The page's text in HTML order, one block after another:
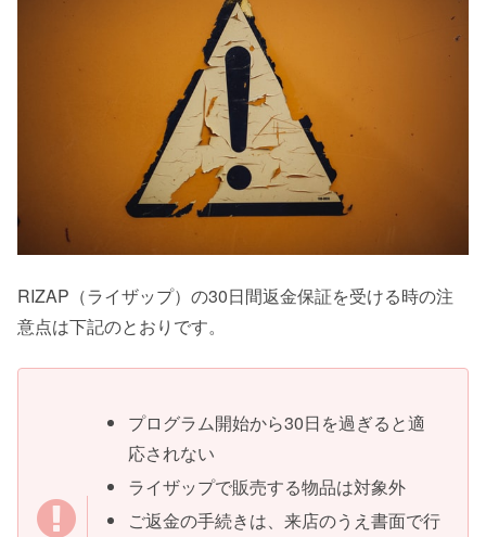
RIZAP（ライザップ）の30日間返金保証を受ける時の注
意点は下記のとおりです。
プログラム開始から30日を過ぎると適
応されない
ライザップで販売する物品は対象外
ご返金の手続きは、来店のうえ書面で行